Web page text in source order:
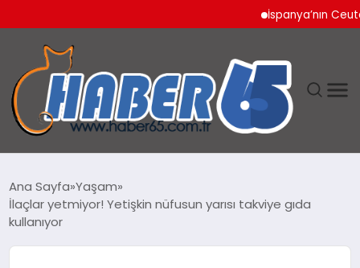
İspanya’nın Ceuta
YAŞAM
Ana Sayfa Yaşam
İlaçlar yetmiyor! Yetişkin nüfusun yarısı takviye gıda
kullanıyor